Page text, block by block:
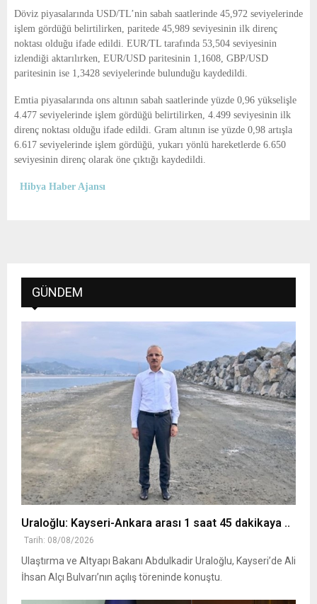
Döviz piyasalarında USD/TL’nin sabah saatlerinde 45,972 seviyelerinde
işlem gördüğü belirtilirken, paritede 45,989 seviyesinin ilk direnç
noktası olduğu ifade edildi. EUR/TL tarafında 53,504 seviyesinin
izlendiği aktarılırken, EUR/USD paritesinin 1,1608, GBP/USD
paritesinin ise 1,3428 seviyelerinde bulunduğu kaydedildi.
Emtia piyasalarında ons altının sabah saatlerinde yüzde 0,96 yükselişle
4.477 seviyelerinde işlem gördüğü belirtilirken, 4.499 seviyesinin ilk
direnç noktası olduğu ifade edildi. Gram altının ise yüzde 0,98 artışla
6.617 seviyelerinde işlem gördüğü, yukarı yönlü hareketlerde 6.650
seviyesinin direnç olarak öne çıktığı kaydedildi.
Hibya Haber Ajansı
GÜNDEM
Uraloğlu: Kayseri-Ankara arası 1 saat 45 dakikaya ..
Tarih: 08/08/2026
Ulaştırma ve Altyapı Bakanı Abdulkadir Uraloğlu, Kayseri’de Ali
İhsan Alçı Bulvarı’nın açılış töreninde konuştu.